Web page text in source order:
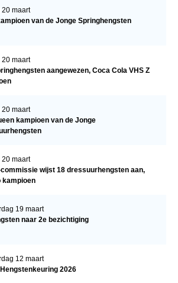
maart
van de Jonge Springhengsten
maart
aangewezen, Coca Cola VHS Z
maart
kampioen van de Jonge
maart
commissie wijst 18 dressuurhengsten aan,
kampioen
19 maart
naar 2e bezichtiging
12 maart
Hengstenkeuring 2026